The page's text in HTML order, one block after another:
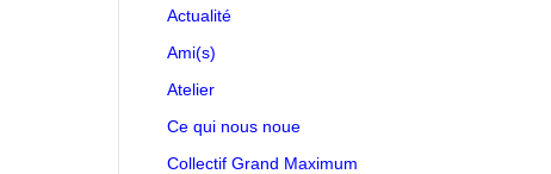
Actualité
Ami(s)
Atelier
Ce qui nous noue
Collectif Grand Maximum